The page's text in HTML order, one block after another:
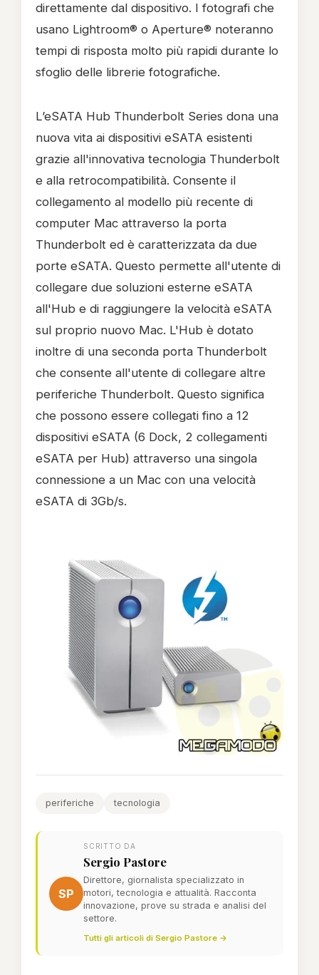
direttamente dal dispositivo. I fotografi che
usano Lightroom® o Aperture® noteranno
tempi di risposta molto più rapidi durante lo
sfoglio delle librerie fotografiche.
L’eSATA Hub Thunderbolt Series dona una
nuova vita ai dispositivi eSATA esistenti
grazie all'innovativa tecnologia Thunderbolt
e alla retrocompatibilità. Consente il
collegamento al modello più recente di
computer Mac attraverso la porta
Thunderbolt ed è caratterizzata da due
porte eSATA. Questo permette all'utente di
collegare due soluzioni esterne eSATA
all'Hub e di raggiungere la velocità eSATA
sul proprio nuovo Mac. L'Hub è dotato
inoltre di una seconda porta Thunderbolt
che consente all'utente di collegare altre
periferiche Thunderbolt. Questo significa
che possono essere collegati fino a 12
dispositivi eSATA (6 Dock, 2 collegamenti
eSATA per Hub) attraverso una singola
connessione a un Mac con una velocità
eSATA di 3Gb/s.
periferiche tecnologia
SP
SCRITTO DA
Sergio Pastore
Direttore, giornalista specializzato in
motori, tecnologia e attualità. Racconta
innovazione, prove su strada e analisi del
settore.
Tutti gli articoli di Sergio Pastore →